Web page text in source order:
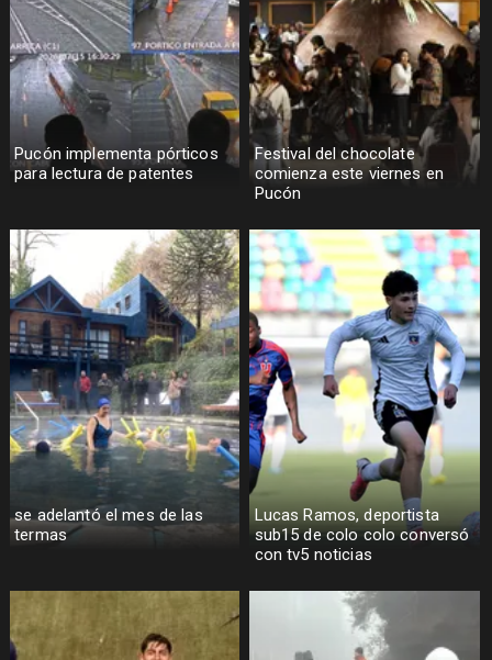
Pucón implementa pórticos
para lectura de patentes
Festival del chocolate
comienza este viernes en
Pucón
se adelantó el mes de las
termas
Lucas Ramos, deportista
sub15 de colo colo conversó
con tv5 noticias